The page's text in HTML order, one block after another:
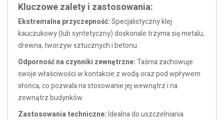
Kluczowe zalety i zastosowania:
Ekstremalna przyczepność:Specjalistyczny klej
kauczukowy (lub syntetyczny) doskonale trzyma się metalu,
drewna, tworzyw sztucznych i betonu.
Odporność na czynniki zewnętrzne:Taśma zachowuje
swoje właściwości w kontakcie z wodą oraz pod wpływem
słońca, co pozwala na stosowanie jej wewnątrz i na
zewnątrz budynków.
Zastosowania techniczne:Idealna do uszczelniania